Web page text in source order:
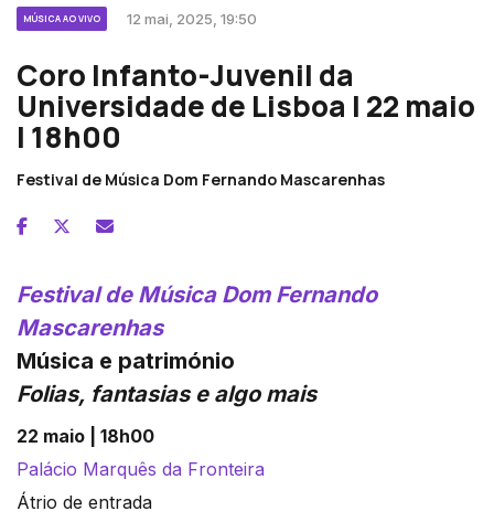
MÚSICA AO VIVO 12 mai, 2025, 19:50
Coro Infanto-Juvenil da
Universidade de Lisboa | 22 maio
| 18h00
Festival de Música Dom Fernando Mascarenhas
Festival de Música Dom Fernando
Mascarenhas
Música e património
Folias, fantasias e algo mais
22 maio | 18h00
Palácio Marquês da Fronteira
Átrio de entrada